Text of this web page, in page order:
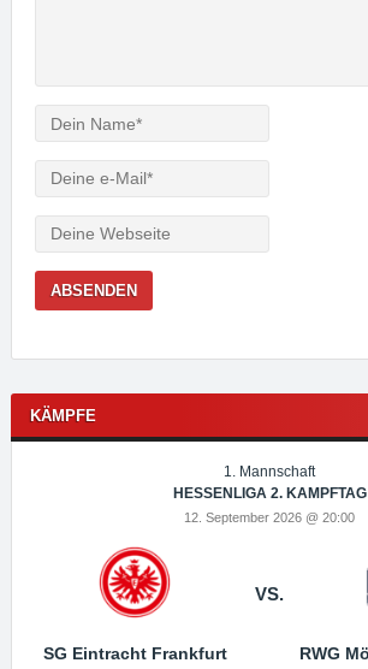
Verfasser
Mail
Webseite
KÄMPFE
1. Mannschaft
HESSENLIGA 2. KAMPFTAG
12. September 2026 @ 20:00
SG Eintracht Frankfurt
VS.